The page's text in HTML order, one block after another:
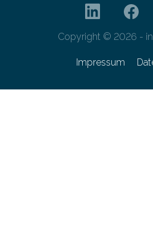
Copyright © 2026 -
Impressum